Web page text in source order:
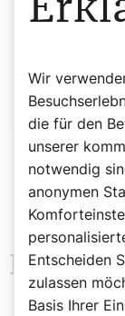
Autor:
Wir
die für den
unserer
notwendig
anonymen
Entscheiden
zulassen
Basis Ihrer